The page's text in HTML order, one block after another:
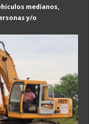
medianos,
y/o